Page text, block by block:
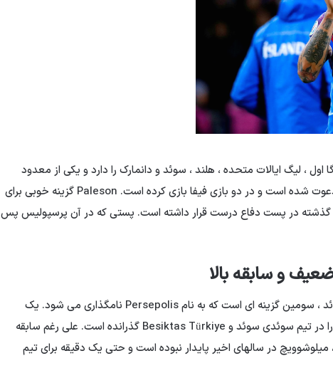
، لیگ ایالات متحده ، هلند ، سوئد و دانمارک را دارد و یکی از معدود
بازیکنانی است که در ژوئن امسال به تیم ملی خود دعوت شده است و در دو بازی فیفا بازی کرده است. Paleson گزینه خوبی برای
در پست دفاع درست قرار داشته است. پستی که در آن پرسپولیس پس
الكساندر میلچوویچ ، مدافع صربستان و تابعیت سوئد ، سومین گزینه ای است كه به نام Persepolis نامگذاری می شود. یک
بازیکن 2 ساله و 2 سانتی متر که بیشتر فوتبال خود را در تیم سوئدی سوئد و Besiktas Türkiye گذرانده است. علی رغم سابقه
در سالهای اخیر پایدار نبوده است و حتی یک دقیقه برای تیم